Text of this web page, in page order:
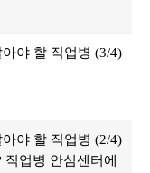
야 할 직업병 (3/4)
야 할 직업병 (2/4)
업병 안심센터에